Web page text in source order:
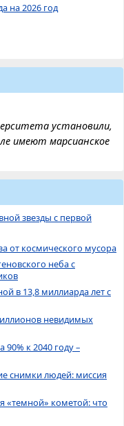
на 2026 год
установили,
имеют марсианское
звезды с первой
от космического мусора
неба с
в 13,8 миллиарда лет с
невидимых
90% к 2040 году –
снимки людей: миссия
«темной» кометой: что